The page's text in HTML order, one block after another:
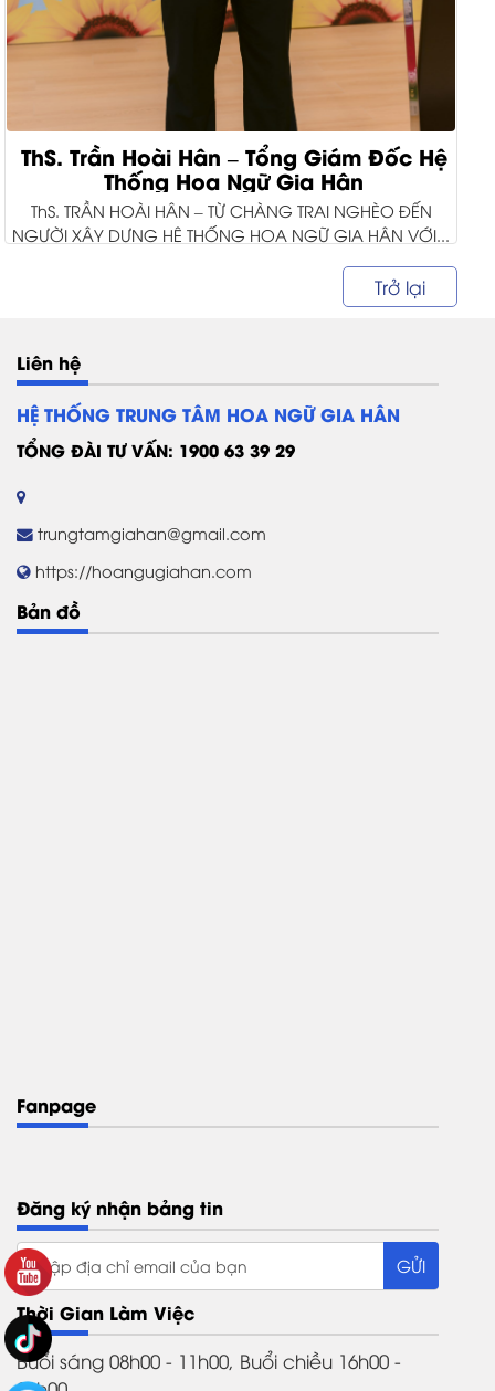
ThS. Trần Hoài Hân – Tổng Giám Đốc Hệ
Thống Hoa Ngữ Gia Hân
ThS. TRẦN HOÀI HÂN – TỪ CHÀNG TRAI NGHÈO ĐẾN
NGƯỜI XÂY DỰNG HỆ THỐNG HOA NGỮ GIA HÂN VỚI...
Trở lại
Liên hệ
HỆ THỐNG TRUNG TÂM HOA NGỮ GIA HÂN
TỔNG ĐÀI TƯ VẤN: 1900 63 39 29
trungtamgiahan@gmail.com
https://hoangugiahan.com
Bản đồ
Fanpage
Đăng ký nhận bảng tin
Thời Gian Làm Việc
Buổi sáng 08h00 - 11h00, Buổi chiều 16h00 -